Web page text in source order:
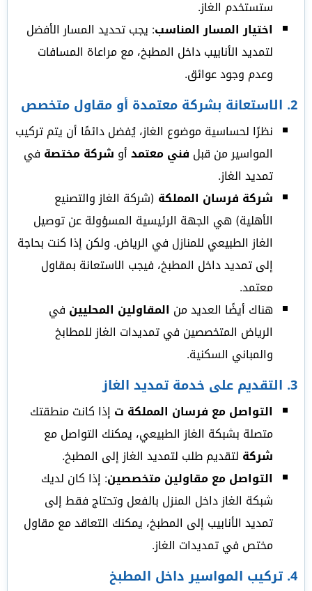
ستستخدم الغاز.
اختيار المسار المناسب: يجب تحديد المسار الأفضل
لتمديد الأنابيب داخل المطبخ، مع مراعاة المسافات
وعدم وجود عوائق.
2. الاستعانة بشركة معتمدة أو مقاول متخصص
نظرًا لحساسية موضوع الغاز، يُفضل دائمًا أن يتم تركيب
المواسير من قبل فني معتمدأو شركة مختصة في
تمديد الغاز.
شركة فرسان المملكة (شركة الغاز والتصنيع
الأهلية) هي الجهة الرئيسية المسؤولة عن توصيل
الغاز الطبيعي للمنازل في الرياض. ولكن إذا كنت بحاجة
إلى تمديد داخل المطبخ، فيجب الاستعانة بمقاول
معتمد.
هناك أيضًا العديد من المقاولين المحليين في
الرياض المتخصصين في تمديدات الغاز للمطابخ
والمباني السكنية.
3. التقديم على خدمة تمديد الغاز
التواصل مع فرسان المملكة ت إذا كانت منطقتك
متصلة بشبكة الغاز الطبيعي، يمكنك التواصل مع
شركة لتقديم طلب لتمديد الغاز إلى المطبخ.
التواصل مع مقاولين متخصصين: إذا كان لديك
شبكة الغاز داخل المنزل بالفعل وتحتاج فقط إلى
تمديد الأنابيب إلى المطبخ، يمكنك التعاقد مع مقاول
مختص في تمديدات الغاز.
4. تركيب المواسير داخل المطبخ